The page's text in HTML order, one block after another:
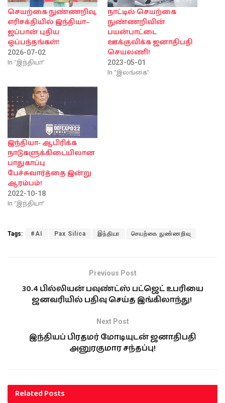
செயற்கை நுண்ணறிவு,
எரிசக்தியில் இந்தியா–
ஜப்பான் புதிய
ஒப்பந்தங்கள்!
2026-07-02
In "இந்தியா"
நாட்டில் செயற்கை
நுண்ணறிவின்
பயன்பாட்டை
ஊக்குவிக்க ஜனாதிபதி
செயலணி!
2023-05-01
In "இலங்கை"
இந்தியா- ஆபிரிக்க
நாடுகளுக்கிடையிலான
பாதுகாப்பு
பேச்சுவார்த்தை இன்று
ஆரம்பம்!
2022-10-18
In "இந்தியா"
Tags: #AI Pax Silica இந்தியா செயற்கை நுண்ணறிவு
Previous Post
30.4 பில்லியன் பவுண்ட்ஸ் பட்ஜெட் உபரியை
ஜனவரியில் பதிவு செய்த இங்கிலாந்து!
Next Post
இந்தியப் பிரதமர் மோடியுடன் ஜனாதிபதி
அனுரகுமார சந்தப்பு!
RelatedPosts